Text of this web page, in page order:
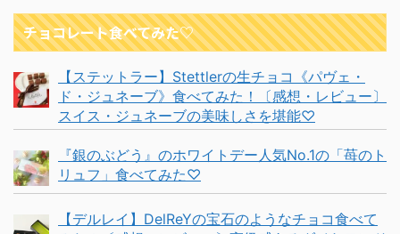
チョコレート食べてみた♡
【ステットラー】Stettlerの生チョコ《パヴェ・
ド・ジュネーブ》食べてみた！〔感想・レビュー〕
スイス・ジュネーブの美味しさを堪能♡
『銀のぶどう』のホワイトデー人気No.1の「苺のト
リュフ」食べてみた♡
【デルレイ】DelReYの宝石のようなチョコ食べて